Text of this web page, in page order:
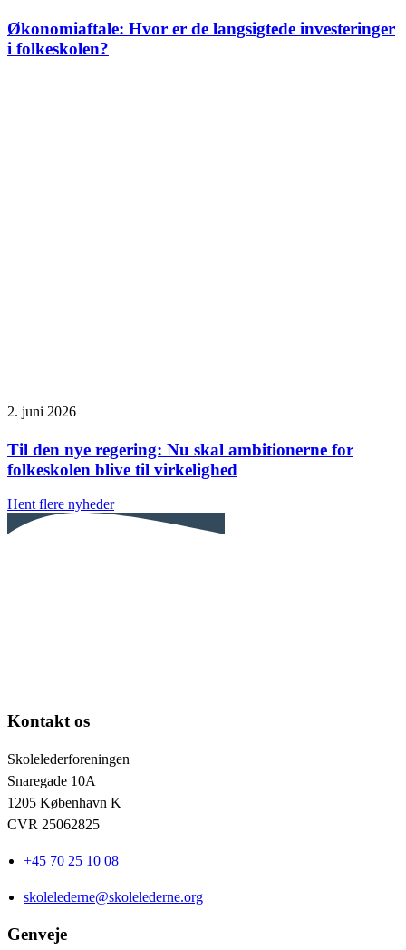
Økonomiaftale: Hvor er de langsigtede investeringer
i folkeskolen?
2. juni 2026
Til den nye regering: Nu skal ambitionerne for
folkeskolen blive til virkelighed
Hent flere nyheder
Kontakt os
Skolelederforeningen
Snaregade 10A
1205 København K
CVR 25062825
+45 70 25 10 08
skolelederne@skolelederne.org
Genveje